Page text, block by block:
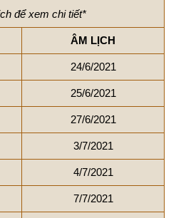
để xem chi tiết*
ÂM LỊCH
24/6/2021
25/6/2021
27/6/2021
3/7/2021
4/7/2021
7/7/2021